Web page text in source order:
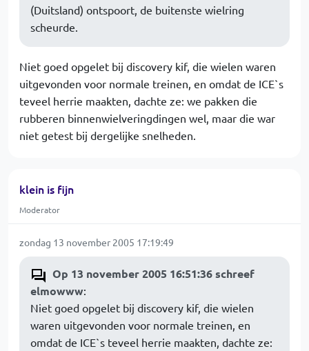
(Duitsland) ontspoort, de buitenste wielring
scheurde.
Niet goed opgelet bij discovery kif, die wielen waren
uitgevonden voor normale treinen, en omdat de ICE`s
teveel herrie maakten, dachte ze: we pakken die
rubberen binnenwielveringdingen wel, maar die war
niet getest bij dergelijke snelheden.
klein is fijn
Moderator
zondag 13 november 2005 17:19:49
Op 13 november 2005 16:51:36 schreef
elmowww:
Niet goed opgelet bij discovery kif, die wielen
waren uitgevonden voor normale treinen, en
omdat de ICE`s teveel herrie maakten, dachte ze: